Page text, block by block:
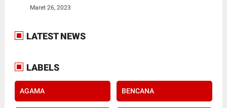
Maret 26, 2023
LATEST NEWS
LABELS
AGAMA BENCANA